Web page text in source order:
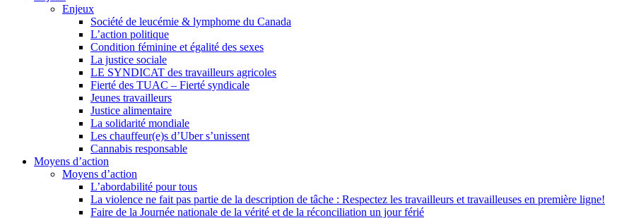
Enjeux
Société de leucémie & lymphome du Canada
L’action politique
Condition féminine et égalité des sexes
La justice sociale
LE SYNDICAT des travailleurs agricoles
Fierté des TUAC – Fierté syndicale
Jeunes travailleurs
Justice alimentaire
La solidarité mondiale
Les chauffeur(e)s d’Uber s’unissent
Cannabis responsable
Moyens d’action
Moyens d’action
L’abordabilité pour tous
La violence ne fait pas partie de la description de tâche : Respectez les travailleurs et travailleuses en première ligne!
Faire de la Journée nationale de la vérité et de la réconciliation un jour férié